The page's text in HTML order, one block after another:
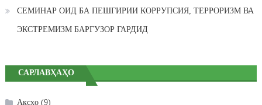
СЕМИНАР ОИД БА ПЕШГИРИИ КОРРУПСИЯ, ТЕРРОРИЗМ ВА
ЭКСТРЕМИЗМ БАРГУЗОР ГАРДИД
САРЛАВҲАҲО
Аксҳо(9)